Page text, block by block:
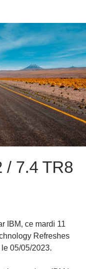
/ 7.4 TR8
IBM, ce mardi 11
Refreshes
05/05/2023.